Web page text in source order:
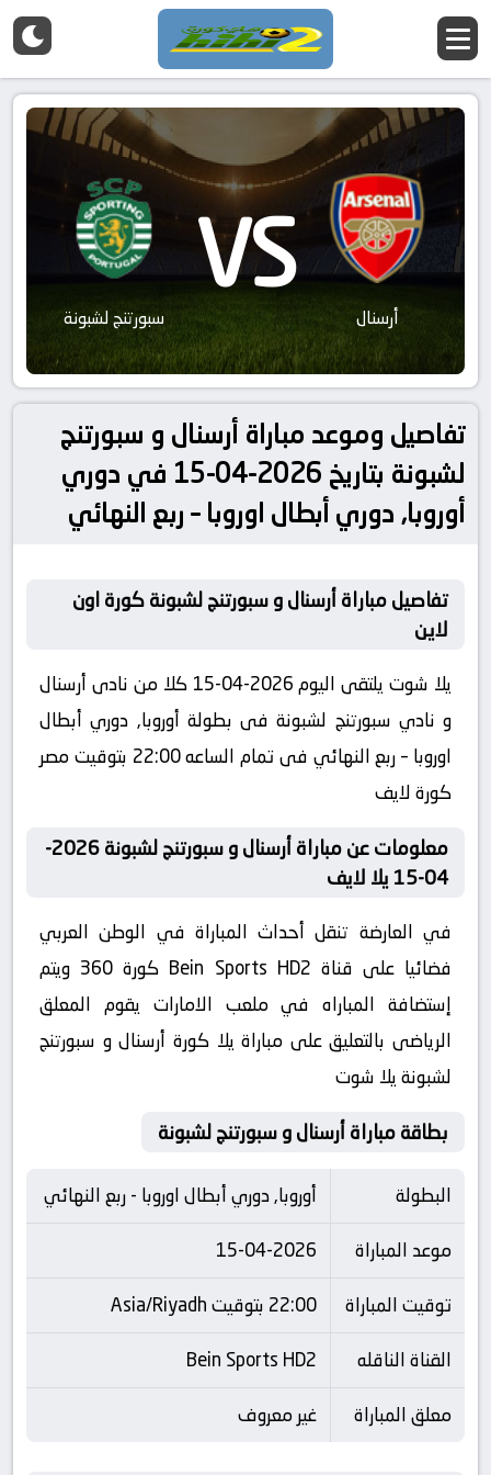
أرسنال VS سبورتنج لشبونة
تفاصيل وموعد مباراة أرسنال و سبورتنج
لشبونة بتاريخ 2026-04-15 في دوري
أوروبا, دوري أبطال اوروبا – ربع النهائي
تفاصيل مباراة أرسنال و سبورتنج لشبونة كورة اون
لاين
يلا شوت يلتقى اليوم 2026-04-15 كلا من نادى أرسنال
و نادي سبورتنج لشبونة فى بطولة أوروبا, دوري أبطال
اوروبا – ربع النهائي فى تمام الساعه 22:00 بتوقيت مصر
كورة لايف
معلومات عن مباراة أرسنال و سبورتنج لشبونة 2026-
04-15 يلا لايف
في العارضة تنقل أحداث المباراة في الوطن العربي
فضائيا على قناة Bein Sports HD2 كورة 360 ويتم
إستضافة المباراه في ملعب الامارات يقوم المعلق
الرياضى بالتعليق على مباراة يلا كورة أرسنال و سبورتنج
لشبونة يلا شوت
بطاقة مباراة أرسنال و سبورتنج لشبونة
البطولة
أوروبا, دوري أبطال اوروبا - ربع النهائي
موعد المباراة
15-04-2026
توقيت المباراة
22:00 بتوقيت Asia/Riyadh
القناة الناقله
Bein Sports HD2
معلق المباراة
غير معروف